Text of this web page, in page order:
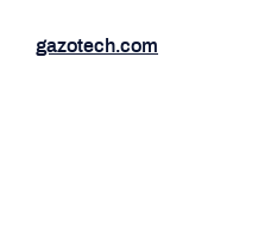
gazotech.com